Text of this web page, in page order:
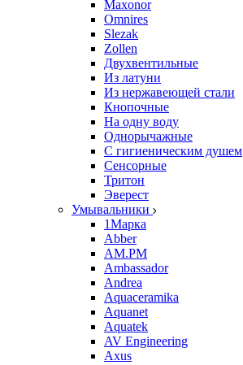
Maxonor
Omnires
Slezak
Zollen
Двухвентильные
Из латуни
Из нержавеющей стали
Кнопочные
На одну воду
Однорычажные
С гигиеническим душем
Сенсорные
Тритон
Эверест
Умывальники
1Марка
Abber
AM.PM
Ambassador
Andrea
Aquaceramika
Aquanet
Aquatek
AV Engineering
Axus